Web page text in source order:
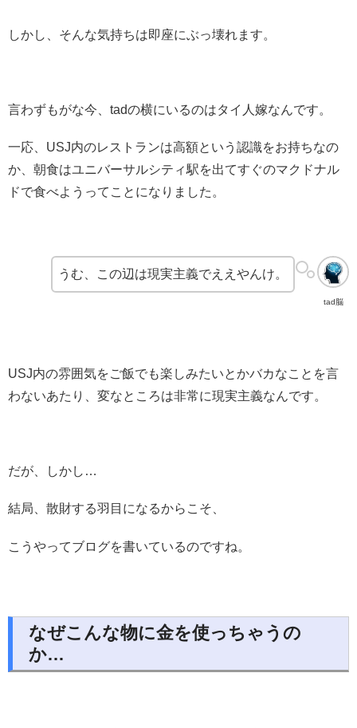
しかし、そんな気持ちは即座にぶっ壊れます。
言わずもがな今、tadの横にいるのはタイ人嫁なんです。
一応、USJ内のレストランは高額という認識をお持ちなの
か、朝食はユニバーサルシティ駅を出てすぐのマクドナル
ドで食べようってことになりました。
tad脳
うむ、この辺は現実主義でええやんけ。
USJ内の雰囲気をご飯でも楽しみたいとかバカなことを言
わないあたり、変なところは非常に現実主義なんです。
だが、しかし…
結局、散財する羽目になるからこそ、
こうやってブログを書いているのですね。
なぜこんな物に金を使っちゃうの
か…